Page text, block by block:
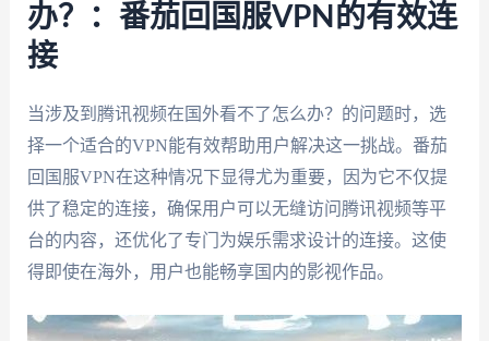
办？：番茄回国服VPN的有效连
接
当涉及到腾讯视频在国外看不了怎么办？的问题时，选
择一个适合的VPN能有效帮助用户解决这一挑战。番茄
回国服VPN在这种情况下显得尤为重要，因为它不仅提
供了稳定的连接，确保用户可以无缝访问腾讯视频等平
台的内容，还优化了专门为娱乐需求设计的连接。这使
得即使在海外，用户也能畅享国内的影视作品。